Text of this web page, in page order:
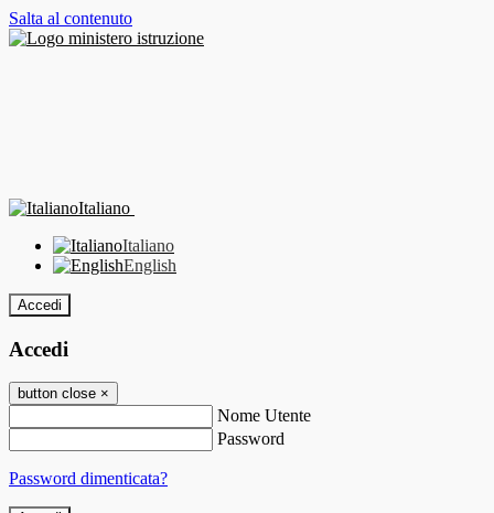
Salta al contenuto
Italiano
Italiano
English
Accedi
Accedi
button close ×
Nome Utente
Password
Password dimenticata?